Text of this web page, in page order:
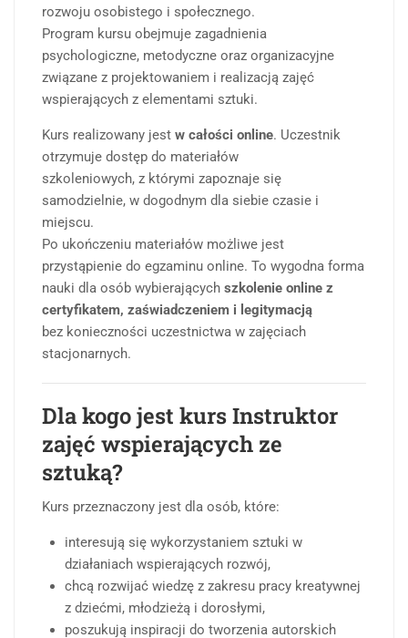
rozwoju osobistego i społecznego.
Program kursu obejmuje zagadnienia
psychologiczne, metodyczne oraz organizacyjne
związane z projektowaniem i realizacją zajęć
wspierających z elementami sztuki.
Kurs realizowany jest w całości online. Uczestnik
otrzymuje dostęp do materiałów
szkoleniowych, z którymi zapoznaje się
samodzielnie, w dogodnym dla siebie czasie i
miejscu.
Po ukończeniu materiałów możliwe jest
przystąpienie do egzaminu online. To wygodna forma
nauki dla osób wybierających szkolenie online z
certyfikatem, zaświadczeniem i legitymacją
bez konieczności uczestnictwa w zajęciach
stacjonarnych.
Dla kogo jest kurs Instruktor
zajęć wspierających ze
sztuką?
Kurs przeznaczony jest dla osób, które:
interesują się wykorzystaniem sztuki w
działaniach wspierających rozwój,
chcą rozwijać wiedzę z zakresu pracy kreatywnej
z dziećmi, młodzieżą i dorosłymi,
poszukują inspiracji do tworzenia autorskich